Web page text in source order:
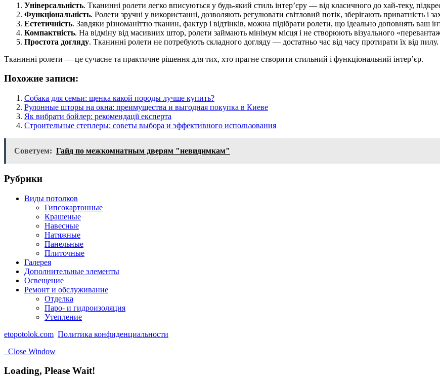
Універсальність. Тканинні ролети легко вписуються у будь-який стиль інтер’єру — від класичного до хай-теку,
Функціональність. Ролети зручні у використанні, дозволяють регулювати світловий потік, зберігають приватність і
Естетичність. Завдяки різноманіттю тканин, фактур і відтінків, можна підібрати ролети, що ідеально доповнять ваш
Компактність. На відміну від масивних штор, ролети займають мінімум місця і не створюють візуального
Простота догляду. Тканинні ролети не потребують складного догляду — достатньо час від часу протирати їх від пилу.
Тканинні ролети — це сучасне та практичне рішення для тих, хто прагне створити стильний і функціональний інтер’єр.
Похожие записи:
Собака для семьи: щенка какой породы лучше купить?
Рулонные шторы на окна: преимущества и выгодная покупка в Киеве
Як вибрати бойлер: рекомендації експерта
Строительные степлеры: советы выбора и эффективного использования
Советуем: Гайд по межкомнатным дверям "невидимкам"
Рубрики
Виды потолков
Гипсокартонные
Крашеные
Навесные
Натяжные
Панельные
Плиточные
Галерея
Дополнительные элементы
Освещение
Ремонт и обслуживание
Отделка
Паро- и гидроизоляция
Утепление
etopotolok.com Политика конфиденциальности
Close Window
Loading, Please Wait!